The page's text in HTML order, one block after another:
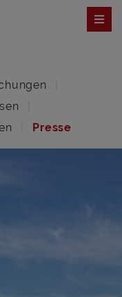
Presse